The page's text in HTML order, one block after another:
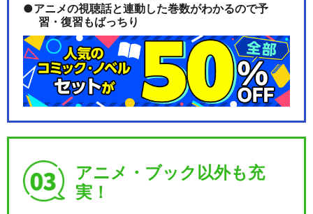
アニメの視聴話と連動した巻数がわかるので予
習・復習もばっちり
アニメ・ブック以外も充
実！